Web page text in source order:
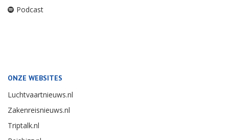
Podcast
ONZE WEBSITES
Luchtvaartnieuws.nl
Zakenreisnieuws.nl
Triptalk.nl